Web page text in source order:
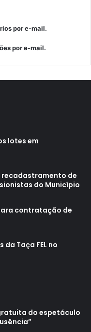
por e-mail.
por e-mail.
lotes em
recadastramento de
do Município
contratação de
Taça FEL no
do espetáculo